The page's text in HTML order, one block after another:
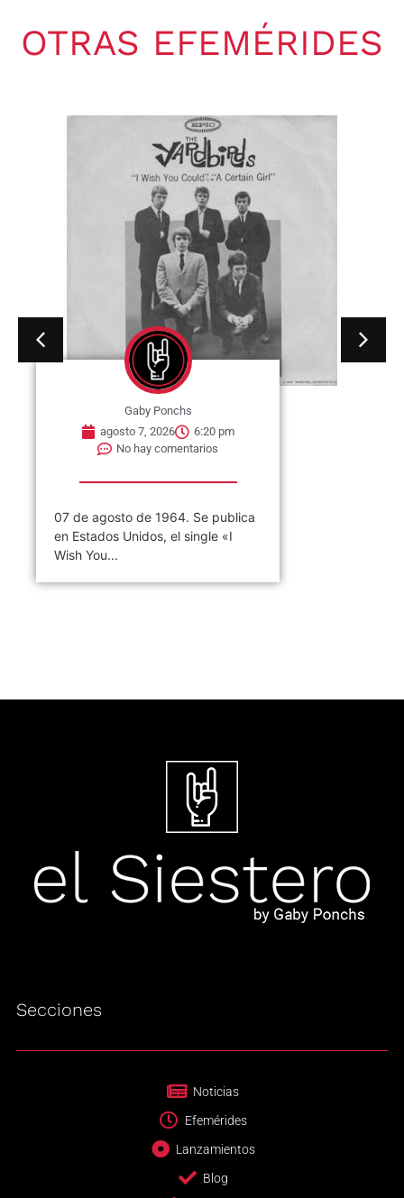
OTRAS EFEMÉRIDES
Gaby Ponchs
agosto 7, 2026
6:20 pm
No hay comentarios
07 de agosto de 1964. Se publica
en Estados Unidos, el single «I
Wish You...
Secciones
Noticias
Efemérides
Lanzamientos
Blog